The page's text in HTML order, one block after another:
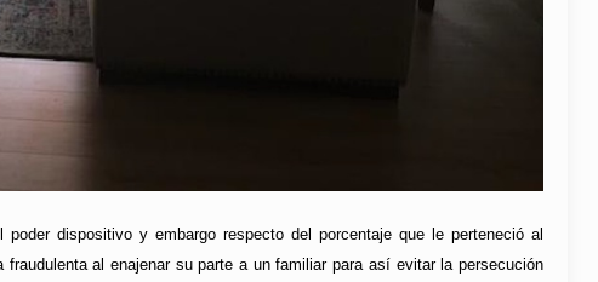
dispositivo y embargo respecto del porcentaje que le perteneció al
al enajenar su parte a un familiar para así evitar la persecución